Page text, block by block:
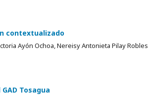
contextualizado
Ayón Ochoa, Nereisy Antonieta Pilay Robles
Tosagua